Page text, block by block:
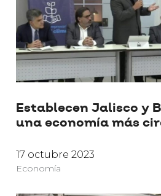
Establecen Jalisco y
una economía más
17 octubre 2023
Economía